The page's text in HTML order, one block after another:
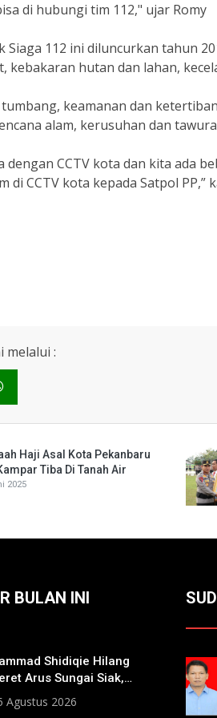
di hubungi tim 112," ujar Romy
Siaga 112 ini diluncurkan tahun
kebakaran hutan dan lahan,
keamanan dan
alam, kerusuhan dan
dengan CCTV kota dan kita ada
di CCTV kota kepada Satpol PP,”
melalui :
Haji Asal Kota Pekanbaru
Tiba Di Tanah Air
2025
BULAN INI
Shidiqie Hilang
Arus Sungai Siak,
Terus Dilakukan
Agustus 2026